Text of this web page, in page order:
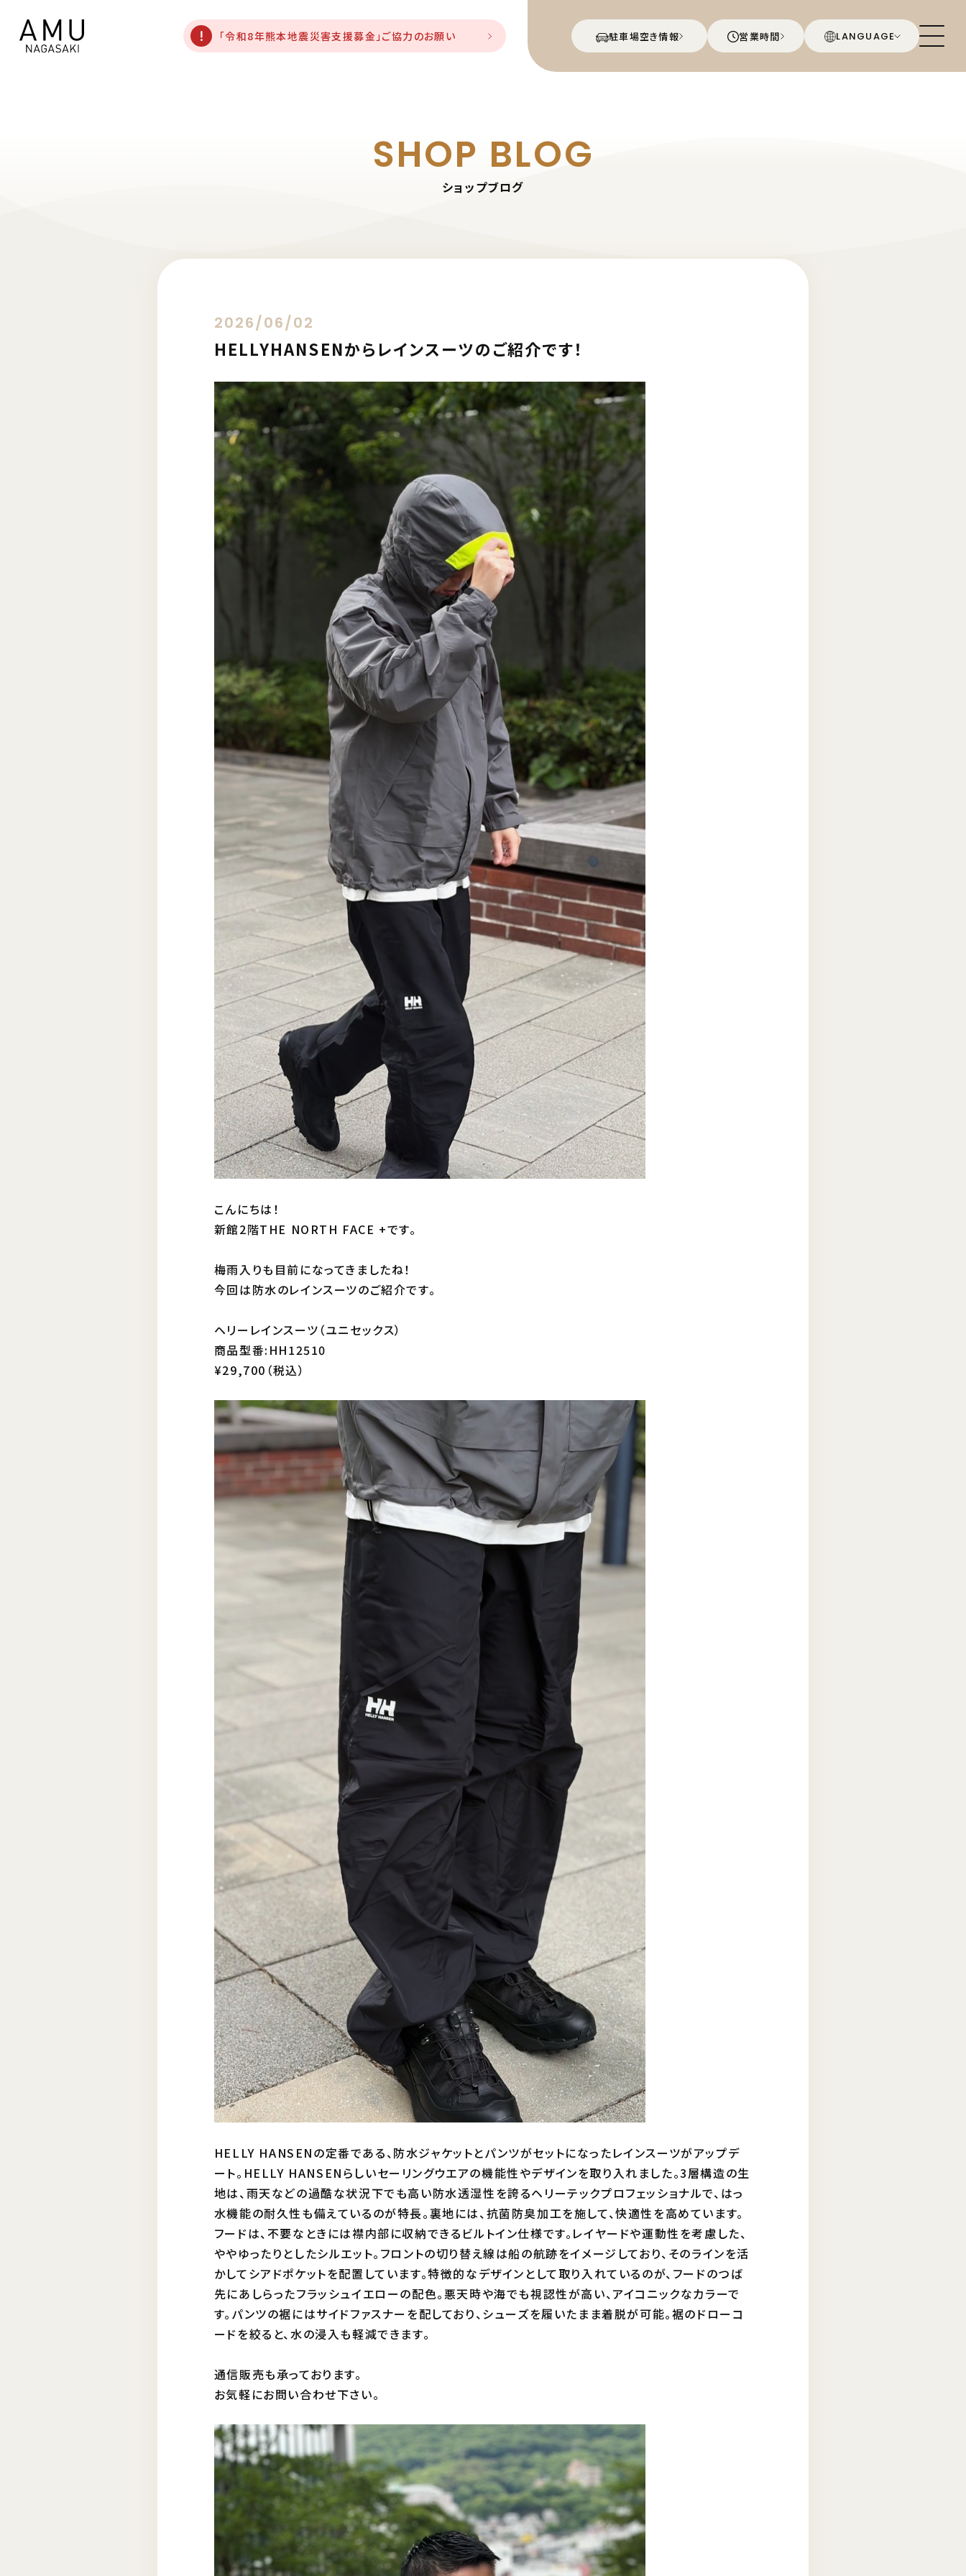
駐車場空き情報 営業時間 LANGUAGE
「令和8年熊本地震災害支援募金」ご協力のお願い
SHOP BLOG
ショップブログ
2026/06/02
HELLYHANSENからレインスーツのご紹介です！
こんにちは！
新館2階THE NORTH FACE +です。
梅雨入りも目前になってきましたね！
今回は防水のレインスーツのご紹介です。
ヘリーレインスーツ（ユニセックス）
商品型番:HH12510
¥29,700（税込）
HELLY HANSENの定番である、防水ジャケットとパンツがセットになったレインスーツがアップデ
ート。HELLY HANSENらしいセーリングウエアの機能性やデザインを取り入れました。3層構造の生
地は、雨天などの過酷な状況下でも高い防水透湿性を誇るヘリーテックプロフェッショナルで、はっ
水機能の耐久性も備えているのが特長。裏地には、抗菌防臭加工を施して、快適性を高めています。
フードは、不要なときには襟内部に収納できるビルトイン仕様です。レイヤードや運動性を考慮した、
ややゆったりとしたシルエット。フロントの切り替え線は船の航跡をイメージしており、そのラインを活
かしてシアドポケットを配置しています。特徴的なデザインとして取り入れているのが、フードのつば
先にあしらったフラッシュイエローの配色。悪天時や海でも視認性が高い、アイコニックなカラーで
す。パンツの裾にはサイドファスナーを配しており、シューズを履いたまま着脱が可能。裾のドローコ
ードを絞ると、水の浸入も軽減できます。
通信販売も承っております。
お気軽にお問い合わせ下さい。